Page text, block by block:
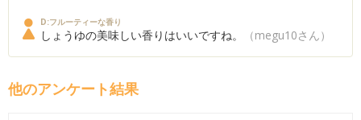
D:フルーティーな香り
しょうゆの美味しい香りはいいですね。 （megu10さん）
他のアンケート結果